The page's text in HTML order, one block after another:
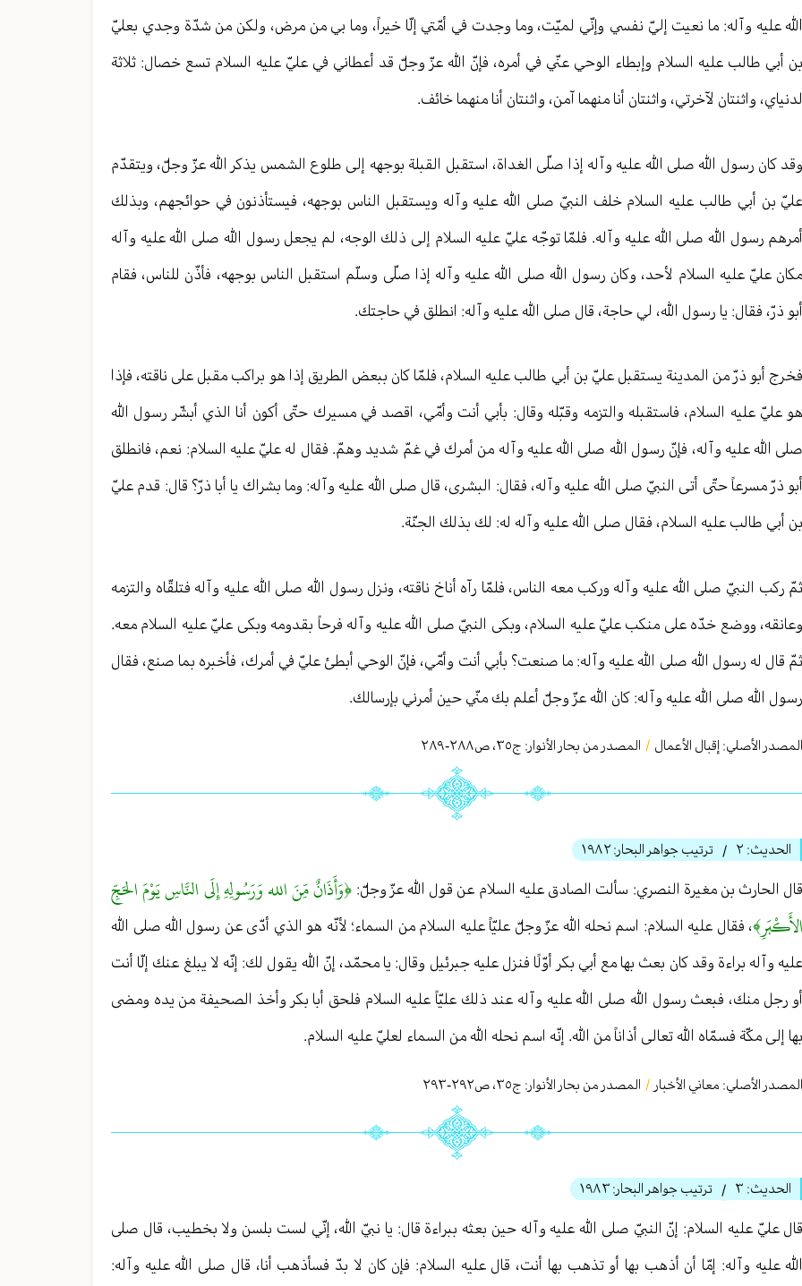
الله عليه وآله: ما نعيت إليّ نفسي وإنّي لميّت، وما وجدت في أمّتي إلّا خيراً، وما بي من مرض، ولكن من شدّة وجدي بعليّ
بن أبي طالب عليه السلام وإبطاء الوحي عنّي في أمره، فإنّ الله عزّ وجلّ قد أعطاني في عليّ عليه السلام تسع خصال: ثلاثة
لدنياي، واثنتان لآخرتي، واثنتان أنا منهما آمن، واثنتان أنا منهما خائف.
وقد كان رسول الله صلى الله عليه وآله إذا صلّى الغداة، استقبل القبلة بوجهه إلى طلوع الشمس يذكر الله عزّ وجلّ، ويتقدّم
عليّ بن أبي طالب عليه السلام خلف النبيّ صلى الله عليه وآله ويستقبل الناس بوجهه، فيستأذنون في حوائجهم، وبذلك
أمرهم رسول الله صلى الله عليه وآله. فلمّا توجّه عليّ عليه السلام إلى ذلك الوجه، لم يجعل رسول الله صلى الله عليه وآله
مكان عليّ عليه السلام لأحد، وكان رسول الله صلى الله عليه وآله إذا صلّى وسلّم استقبل الناس بوجهه، فأذّن للناس، فقام
أبو ذرّ، فقال: يا رسول الله، لي حاجة، قال صلى الله عليه وآله: انطلق في حاجتك.
فخرج أبو ذرّ من المدينة يستقبل عليّ بن أبي طالب عليه السلام، فلمّا كان ببعض الطريق إذا هو براكب مقبل على ناقته، فإذا
هو عليّ عليه السلام، فاستقبله والتزمه وقبّله وقال: بأبي أنت وأمّي، اقصد في مسيرك حتّى أكون أنا الذي أبشّر رسول الله
صلى الله عليه وآله، فإنّ رسول الله صلى الله عليه وآله من أمرك في غمّ شديد وهمّ. فقال له عليّ عليه السلام: نعم، فانطلق
أبو ذرّ مسرعاً حتّى أتى النبيّ صلى الله عليه وآله، فقال: البشرى، قال صلى الله عليه وآله: وما بشراك يا أبا ذرّ؟ قال: قدم عليّ
بن أبي طالب عليه السلام، فقال صلى الله عليه وآله له: لك بذلك الجنّة.
ثمّ ركب النبيّ صلى الله عليه وآله وركب معه الناس، فلمّا رآه أناخ ناقته، ونزل رسول الله صلى الله عليه وآله فتلقّاه والتزمه
وعانقه، ووضع خدّه على منكب عليّ عليه السلام، وبكى النبيّ صلى الله عليه وآله فرحاً بقدومه وبكى عليّ عليه السلام معه.
ثمّ قال له رسول الله صلى الله عليه وآله: ما صنعت؟ بأبي أنت وأمّي، فإنّ الوحي أبطئ عليّ في أمرك، فأخبره بما صنع، فقال
رسول الله صلى الله عليه وآله: كان الله عزّ وجلّ أعلم بك منّي حين أمرني بإرسالك.
المصدر الأصلي: إقبال الأعمال / المصدر من بحار الأنوار: ج٣٥، ص٢٨٨-٢٨٩
الحديث: ٢ / ترتيب جواهر البحار: ١٩٨٢
قال الحارث بن مغيرة النصري: سألت الصادق عليه السلام عن قول الله عزّ وجلّ: ﴿وَأَذَانٌ مِّنَ الله وَرَسُولِهِ إِلَى النَّاسِ يَوْمَ الحَجِّ
الأَكْبَرِ﴾، فقال عليه السلام: اسم نحله الله‏ عزّ وجلّ عليّاً عليه السلام من السماء؛ لأنّه هو الذي أدّى عن رسول الله صلى الله
عليه وآله براءة وقد كان بعث بها مع أبي بكر أوّلًا فنزل عليه جبرئيل وقال: يا محمّد، إنّ الله يقول لك: إنّه لا يبلغ عنك إلّا أنت
أو رجل منك، فبعث رسول الله صلى الله عليه وآله عند ذلك عليّاً عليه السلام فلحق أبا بكر وأخذ الصحيفة من يده ومضى
بها إلى مكّة فسمّاه الله تعالی أذاناً من الله. إنّه اسم نحله الله من السماء لعليّ عليه السلام.
المصدر الأصلي: معاني الأخبار / المصدر من بحار الأنوار: ج٣٥، ص٢٩٢-٢٩٣
الحديث: ٣ / ترتيب جواهر البحار: ١٩٨٣
قال عليّ عليه السلام: إنّ النبيّ صلى الله عليه وآله حين بعثه ببراءة قال: يا نبيّ الله، إنّي لست بلسن ولا بخطيب، قال صلى
الله عليه وآله: إمّا أن أذهب بها أو تذهب بها أنت، قال عليه السلام: فإن كان لا بدّ فسأذهب أنا، قال صلى الله عليه وآله: